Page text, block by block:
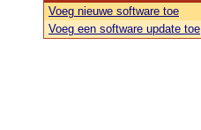
Voeg nieuwe software toe
Voeg een software update toe